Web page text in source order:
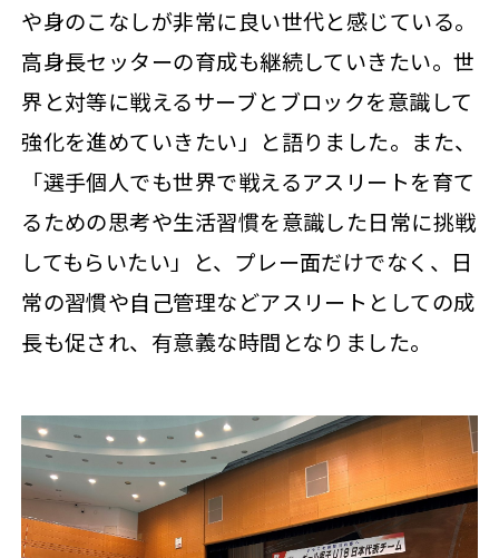
や身のこなしが非常に良い世代と感じている。
高身長セッターの育成も継続していきたい。世
界と対等に戦えるサーブとブロックを意識して
強化を進めていきたい」と語りました。また、
「選手個人でも世界で戦えるアスリートを育て
るための思考や生活習慣を意識した日常に挑戦
してもらいたい」と、プレー面だけでなく、日
常の習慣や自己管理などアスリートとしての成
長も促され、有意義な時間となりました。